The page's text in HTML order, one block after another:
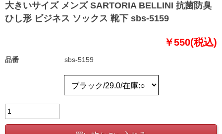
大きいサイズ メンズ SARTORIA BELLINI 抗菌防臭
ひし形 ビジネス ソックス 靴下 sbs-5159
￥550(税込)
品番 sbs-5159